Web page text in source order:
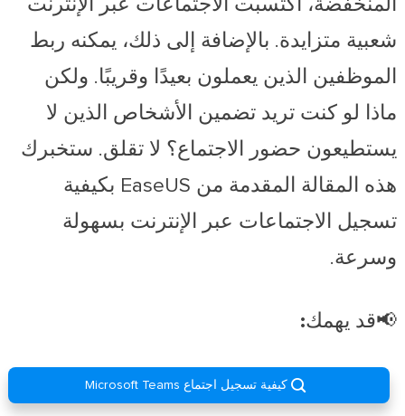
المنخفضة، اكتسبت الاجتماعات عبر الإنترنت
شعبية متزايدة. بالإضافة إلى ذلك، يمكنه ربط
الموظفين الذين يعملون بعيدًا وقريبًا. ولكن
ماذا لو كنت تريد تضمين الأشخاص الذين لا
يستطيعون حضور الاجتماع؟ لا تقلق. ستخبرك
هذه المقالة المقدمة من EaseUS بكيفية
تسجيل الاجتماعات عبر الإنترنت بسهولة
وسرعة.
📢قد يهمك:
 كيفية تسجيل اجتماع Microsoft Teams